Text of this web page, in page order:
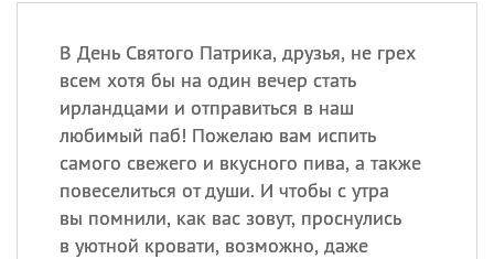
В День Святого Патрика, друзья, не грех
всем хотя бы на один вечер стать
ирландцами и отправиться в наш
любимый паб! Пожелаю вам испить
самого свежего и вкусного пива, а также
повеселиться от души. И чтобы с утра
вы помнили, как вас зовут, проснулись
в уютной кровати, возможно, даже